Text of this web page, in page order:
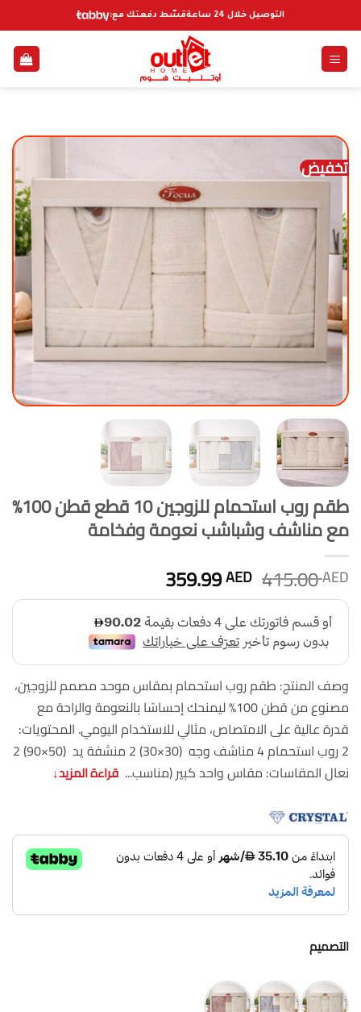
للمحتوى
التوصيل خلال 24 ساعة قسّط دفعتك مع:
تخفيض
طقم روب استحمام للزوجين 10 قطع قطن 100%
مع مناشف وشباشب نعومة وفخامة
415.00AED السعر
الأصلي
هو:
415.00 AED.
359.99AED
الحالي
هو:
359.99 AED.
وصف المنتج: طقم روب استحمام بمقاس موحد مصمم للزوجين،
مصنوع من قطن 100% ليمنحك إحساسًا بالنعومة والراحة مع
قدرة عالية على الامتصاص، مثالي للاستخدام اليومي. المحتويات:
2 روب استحمام 4 مناشف وجه (30×30) 2 منشفة يد (50×90) 2
نعال المقاسات: مقاس واحد كبير (مناسب... قراءة المزيد↓
التصميم